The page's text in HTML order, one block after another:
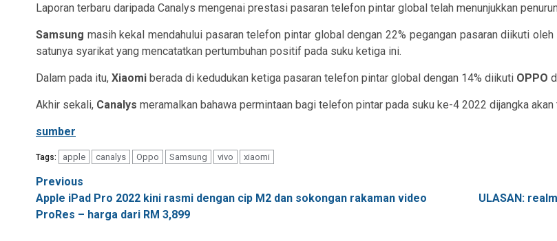
Laporan terbaru daripada Canalys mengenai prestasi pasaran telefon pintar global telah menunjukkan
Samsung masih kekal mendahului pasaran telefon pintar global dengan 22% pegangan pasaran diikuti oleh
satunya syarikat yang mencatatkan pertumbuhan positif pada suku ketiga ini.
Dalam pada itu, Xiaomi berada di kedudukan ketiga pasaran telefon pintar global dengan 14% diikuti OPPO
Akhir sekali, Canalys meramalkan bahawa permintaan bagi telefon pintar pada suku ke-4 2022 dijangka akan
sumber
Tags: apple canalys Oppo Samsung vivo xiaomi
Post
navigation
Previous
Apple iPad Pro 2022 kini rasmi dengan cip M2 dan sokongan rakaman video
ProRes – harga dari RM 3,899
ULASAN: